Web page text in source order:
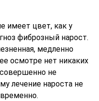
имеет цвет, как у
фиброзный нарост.
медленно
осмотре нет никаких
не
лечение нароста не